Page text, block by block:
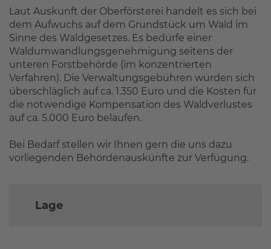
Laut Auskunft der Oberförsterei handelt es sich bei
dem Aufwuchs auf dem Grundstück um Wald im
Sinne des Waldgesetzes. Es bedürfe einer
Waldumwandlungsgenehmigung seitens der
unteren Forstbehörde (im konzentrierten
Verfahren). Die Verwaltungsgebühren würden sich
überschläglich auf ca. 1.350 Euro und die Kosten für
die notwendige Kompensation des Waldverlustes
auf ca. 5.000 Euro belaufen.
Bei Bedarf stellen wir Ihnen gern die uns dazu
vorliegenden Behördenauskünfte zur Verfügung.
Lage